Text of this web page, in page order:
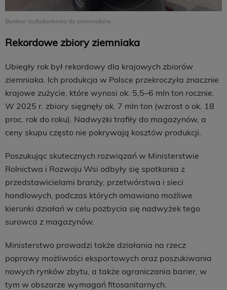
Bunkier rozładunkowy do ziemniaków
Rekordowe zbiory ziemniaka
Ubiegły rok był rekordowy dla krajowych zbiorów
ziemniaka. Ich produkcja w Polsce przekroczyła znacznie
krajowe zużycie, które wynosi ok. 5,5–6 mln ton rocznie.
W 2025 r. zbiory sięgnęły ok. 7 mln ton (wzrost o ok. 18
proc. rok do roku). Nadwyżki trafiły do magazynów, a
ceny skupu często nie pokrywają kosztów produkcji.
Poszukując skutecznych rozwiązań w Ministerstwie
Rolnictwa i Rozwoju Wsi odbyły się spotkania z
przedstawicielami branży, przetwórstwa i sieci
handlowych, podczas których omawiano możliwe
kierunki działań w celu pozbycia się nadwyżek tego
surowca z magazynów.
Ministerstwo prowadzi także działania na rzecz
poprawy możliwości eksportowych oraz poszukiwania
nowych rynków zbytu, a także ograniczania barier, w
tym w obszarze wymagań fitosanitarnych.